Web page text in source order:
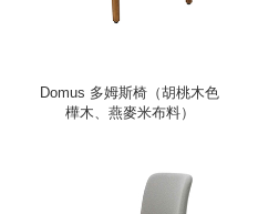
Domus 多姆斯椅（胡桃木色
樺木、燕麥米布料）